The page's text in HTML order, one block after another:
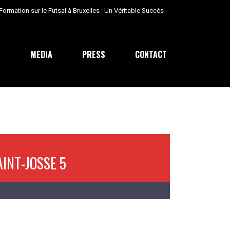
sur le Futsal à Bruxelles : Un Véritable Succès
MEDIA PRESS CONTACT
JOSSE 5